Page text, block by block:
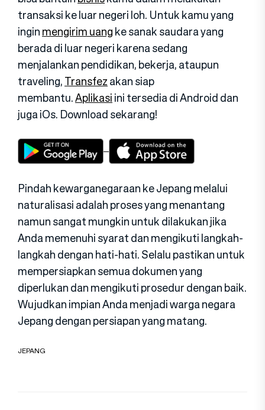
transaksi ke luar negeri loh. Untuk kamu yang
inginmengirim uangke sanak saudara yang
berada di luar negeri karena sedang
menjalankan pendidikan, bekerja, ataupun
traveling,Transfezakan siap
membantu.Aplikasiini tersedia di Android dan
juga iOs. Download sekarang!
Pindah kewarganegaraan ke Jepang melalui
naturalisasi adalah proses yang menantang
namun sangat mungkin untuk dilakukan jika
Anda memenuhi syarat dan mengikuti langkah-
langkah dengan hati-hati. Selalu pastikan untuk
mempersiapkan semua dokumen yang
diperlukan dan mengikuti prosedur dengan baik.
Wujudkan impian Anda menjadi warga negara
Jepang dengan persiapan yang matang.
JEPANG